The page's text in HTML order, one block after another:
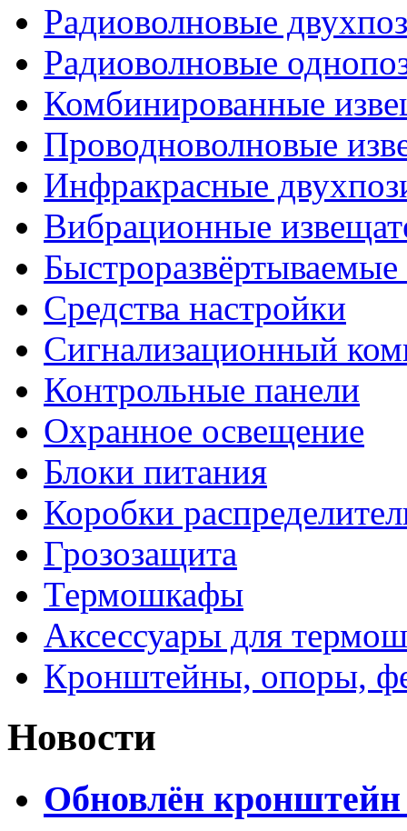
Радиоволновые
Радиоволновые
Комбинированные
Проводноволновые
Инфракрасные
Вибрационные
Средства настройки
Сигнализационный
Контрольные панели
Охранное освещение
Блоки питания
Коробки
Грозозащита
Термошкафы
Аксессуары для
Кронштейны, опоры,
Новости
Обновлён